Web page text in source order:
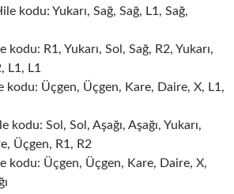
kodu: Yukarı, Sağ, Sağ, L1, Sağ,
kodu: R1, Yukarı, Sol, Sağ, R2, Yukarı,
L1, L1
kodu: Üçgen, Üçgen, Kare, Daire, X, L1,
Sol, Sol, Aşağı, Aşağı, Yukarı,
Üçgen, R1, R2
kodu: Üçgen, Üçgen, Kare, Daire, X,